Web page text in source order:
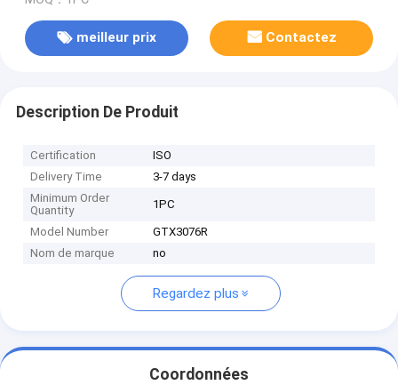
meilleur prix Contactez
Description De Produit
Certification
ISO
Delivery Time
3-7 days
Minimum Order
Quantity
1PC
Model Number
GTX3076R
Nom de marque
no
Regardez plus
Coordonnées